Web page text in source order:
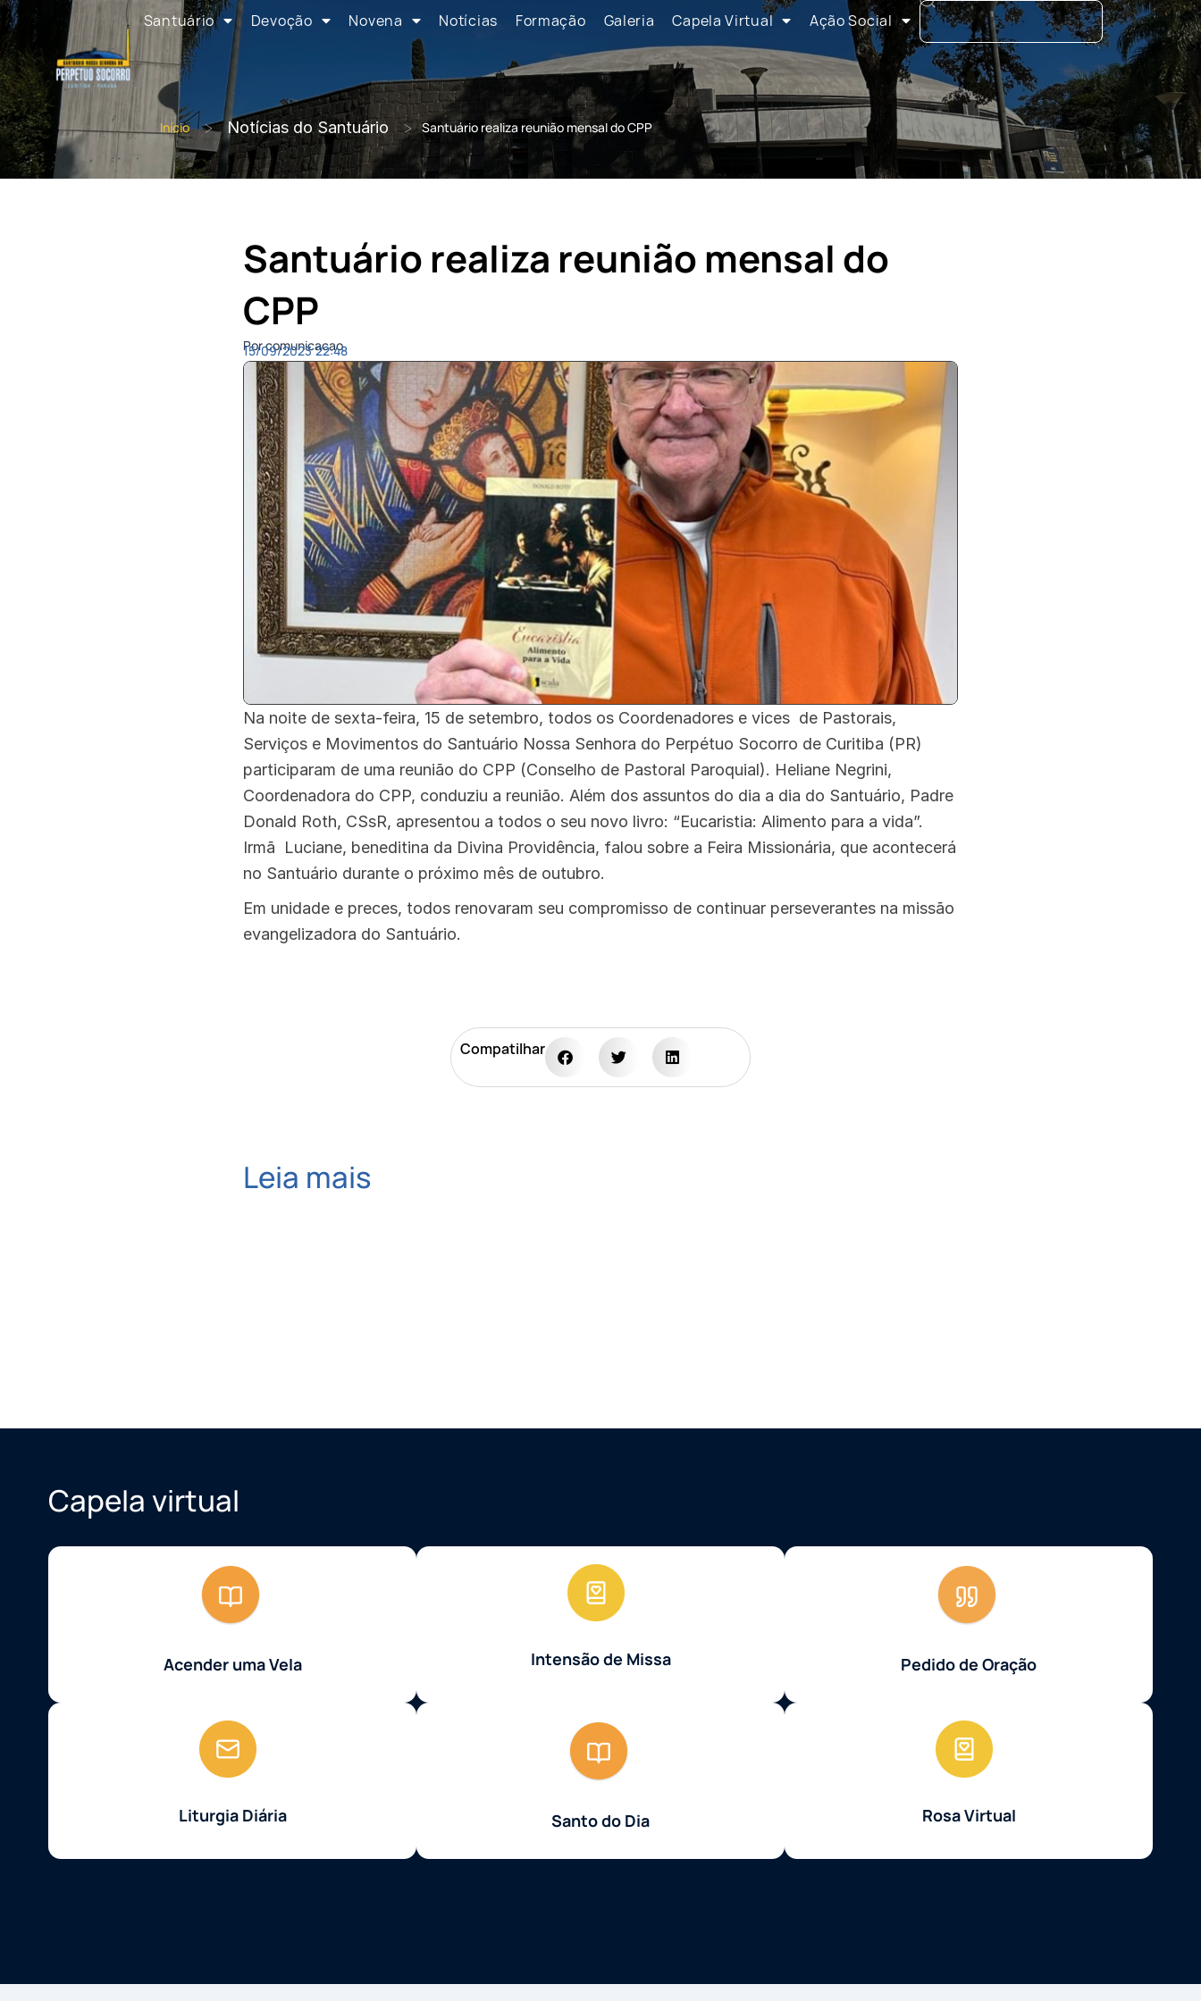
Santuário Devoção Novena Notícias Formação Galeria Capela Virtual Ação Social
Início > Notícias do Santuário > Santuário realiza reunião mensal do CPP
Santuário realiza reunião mensal do
CPP
Por comunicacao
15/09/2023 22:48
Na noite de sexta-feira, 15 de setembro, todos os Coordenadores e vices de Pastorais,
Serviços e Movimentos do Santuário Nossa Senhora do Perpétuo Socorro de Curitiba (PR)
participaram de uma reunião do CPP (Conselho de Pastoral Paroquial). Heliane Negrini,
Coordenadora do CPP, conduziu a reunião. Além dos assuntos do dia a dia do Santuário, Padre
Donald Roth, CSsR, apresentou a todos o seu novo livro: “Eucaristia: Alimento para a vida”.
Irmã Luciane, beneditina da Divina Providência, falou sobre a Feira Missionária, que acontecerá
no Santuário durante o próximo mês de outubro.
Em unidade e preces, todos renovaram seu compromisso de continuar perseverantes na missão
evangelizadora do Santuário.
Compatilhar
Leia mais
Capela virtual
Acender uma Vela Intensão de Missa Pedido de Oração
Liturgia Diária Santo do Dia Rosa Virtual